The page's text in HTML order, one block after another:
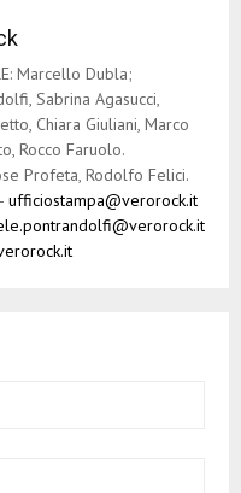
Marcello Dubla;
Sabrina Agasucci,
Chiara Giuliani, Marco
Rocco Faruolo.
Profeta, Rodolfo Felici.
- ufficiostampa@verorock.it